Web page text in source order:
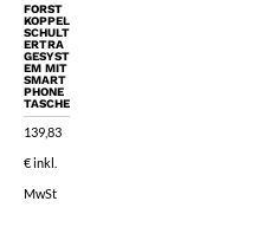
FORST
KOPPEL
SCHULT
ERTRA
GESYST
EM MIT
SMART
PHONE
TASCHE
139,83
€inkl.
MwSt